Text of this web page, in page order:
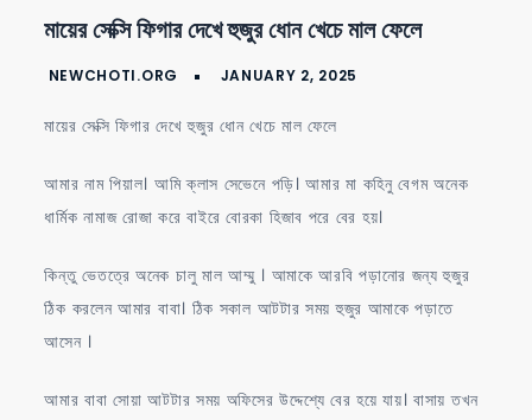
সেক্সি
ফিগার
ধোন
খেচে
ফেলে
মায়ের সেক্সি ফিগার দেখে হুজুর ধোন খেচে মাল ফেলে
মায়ের সেক্সি ফিগার দেখে হুজুর ধোন খেচে মাল ফেলে
আমার নাম পিয়াল। আমি ক্লাস সেভেনে পড়ি। আমার মা কহিনু বেগম অনেক
ধার্মিক নামাজ রোজা করে বাইরে বোরকা হিজাব পরে বের হয়।
কিন্তু ভেতত্রে অনেক চালু মাল আম্মু । আমাকে আরবি পড়ানোর জন্য হুজুর
ঠিক করলেন আমার বাবা। ঠিক সকাল আটটার সময় হুজুর আমাকে পড়াতে
আসেন ।
আমার বাবা সোয়া আটটার সময় অফিসের উদ্দেশ্যে বের হয়ে যায়। বাসায় তখন